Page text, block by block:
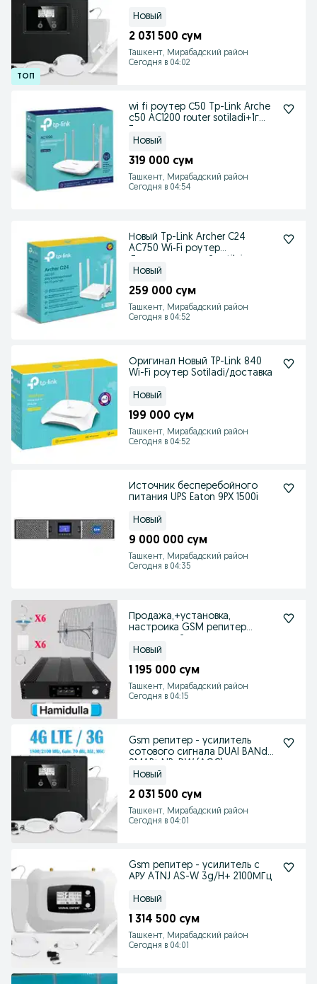
Новый
2 031 500 сум
Ташкент, Мирабадский район
Сегодня в 04:02
wi fi роутер С50 Tp-Link Arche
c50 AC1200 router sotiladi+1г
Новый
319 000 сум
Ташкент, Мирабадский район
Сегодня в 04:54
Новый Tp-Link Archer C24
AC750 Wi‑Fi роутер
Новый
259 000 сум
Ташкент, Мирабадский район
Сегодня в 04:52
Оригинал Новый TP-Link 840
Wi-Fi роутер Sotiladi/доставка
Новый
199 000 сум
Ташкент, Мирабадский район
Сегодня в 04:52
Источник бесперебойного
питания UPS Eaton 9PX 1500i
Новый
9 000 000 сум
Ташкент, Мирабадский район
Сегодня в 04:35
Продажа,+установка,
настроика GSM репитер
Новый
1 195 000 сум
Ташкент, Мирабадский район
Сегодня в 04:15
Gsm репитер - усилитель
сотового сигнала DUAl BANd
Новый
2 031 500 сум
Ташкент, Мирабадский район
Сегодня в 04:01
Gsm репитер - усилитель с
АРУ ATNJ AS-W 3g/H+ 2100МГц
Новый
1 314 500 сум
Ташкент, Мирабадский район
Сегодня в 04:01